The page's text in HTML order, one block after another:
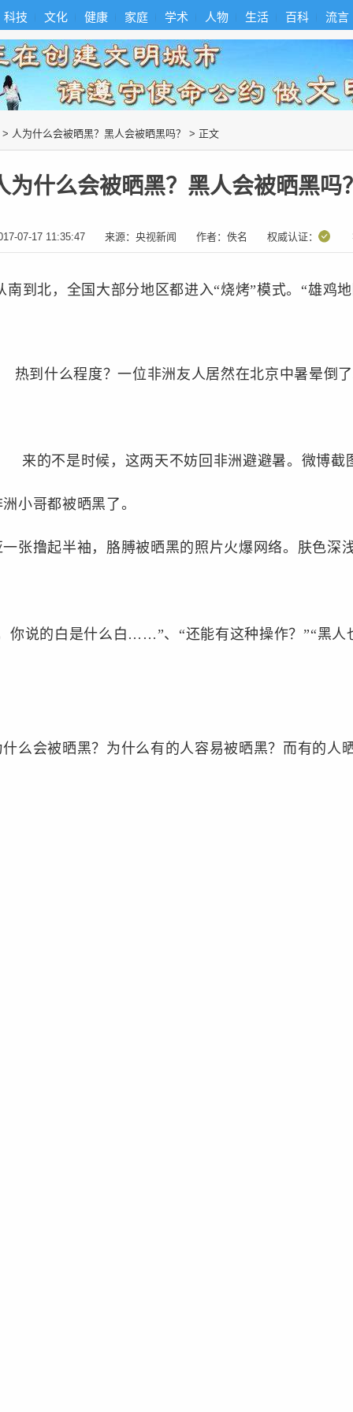
科技 文化 健康 家庭 学术 人物 生活 百科 流言
> 人为什么会被晒黑？黑人会被晒黑吗？ > 正文
为什么会被晒黑？黑人会被晒黑吗？
07-17 11:35:47 来源： 央视新闻 作者： 佚名 权威认证：
北，全国大部分地区都进入“烧烤”模式。“雄鸡地
到什么程度？一位非洲友人居然在北京中暑晕倒了
来的不是时候，这两天不妨回非洲避避暑。微博截
哥都被晒黑了。
撸起半袖，胳膊被晒黑的照片火爆网络。肤色深浅
说的白是什么白……”、“还能有这种操作？”“黑人
会被晒黑？为什么有的人容易被晒黑？而有的人晒